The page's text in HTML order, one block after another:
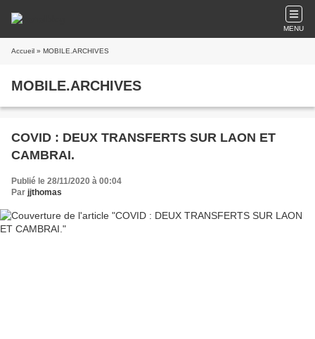
MENU
Accueil » MOBILE.ARCHIVES
MOBILE.ARCHIVES
COVID : DEUX TRANSFERTS SUR LAON ET
CAMBRAI.
Publié le 28/11/2020 à 00:04
Par jjthomas